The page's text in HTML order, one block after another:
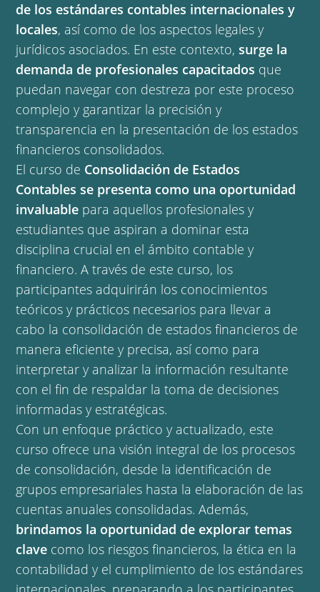
de los estándares contables internacionales y
locales, así como de los aspectos legales y
jurídicos asociados. En este contexto,surge la
demanda de profesionales capacitados que
puedan navegar con destreza por este proceso
complejo y garantizar la precisión y
transparencia en la presentación de los estados
financieros consolidados.
El curso de Consolidación de Estados
Contables se presenta como una oportunidad
invaluable para aquellos profesionales y
estudiantes que aspiran a dominar esta
disciplina crucial en el ámbito contable y
financiero. A través de este curso, los
participantes adquirirán los conocimientos
teóricos y prácticos necesarios para llevar a
cabo la consolidación de estados financieros de
manera eficiente y precisa, así como para
interpretar y analizar la información resultante
con el fin de respaldar la toma de decisiones
informadas y estratégicas.
Con un enfoque práctico y actualizado, este
curso ofrece una visión integral de los procesos
de consolidación, desde la identificación de
grupos empresariales hasta la elaboración de las
cuentas anuales consolidadas. Además,
brindamos la oportunidad de explorar temas
clave como los riesgos financieros, la ética en la
contabilidad y el cumplimiento de los estándares